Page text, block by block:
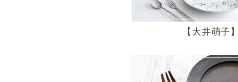
大井萌子